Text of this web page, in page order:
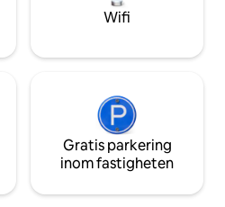
Wifi
Gratis parkering
inom fastigheten